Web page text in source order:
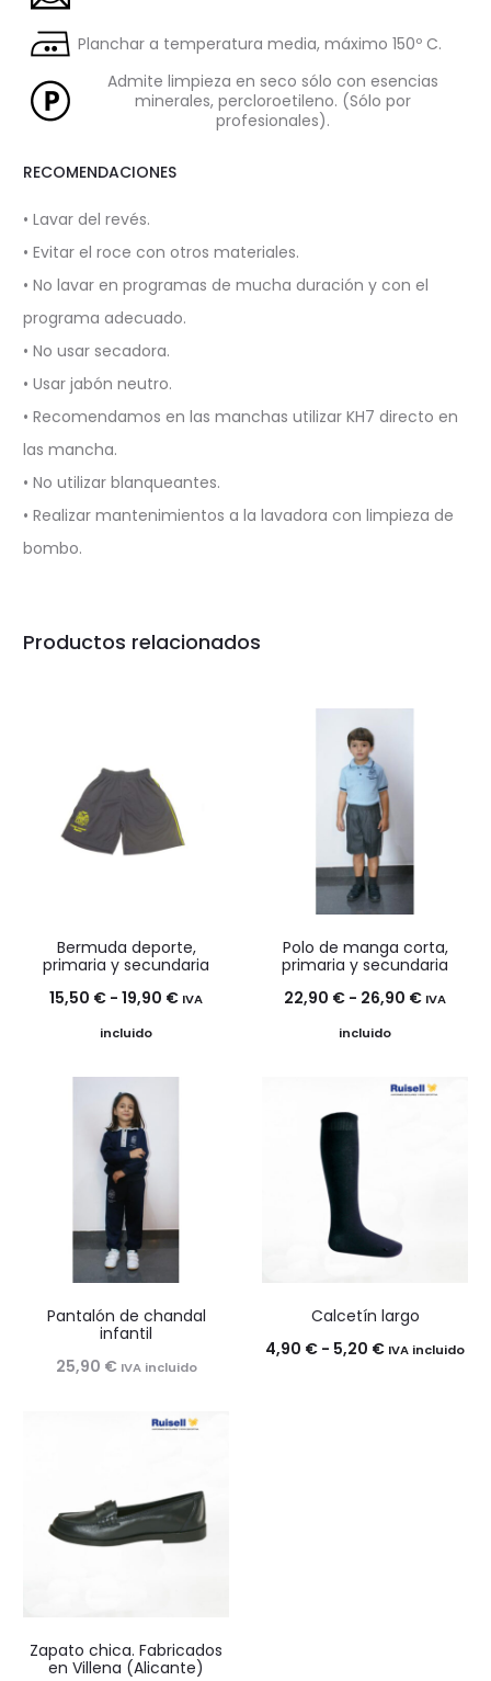
Planchar a temperatura media, máximo 150º C.
Admite limpieza en seco sólo con esencias
minerales, percloroetileno. (Sólo por
profesionales).
RECOMENDACIONES
• Lavar del revés.
• Evitar el roce con otros materiales.
• No lavar en programas de mucha duración y con el
programa adecuado.
• No usar secadora.
• Usar jabón neutro.
• Recomendamos en las manchas utilizar KH7 directo en
las mancha.
• No utilizar blanqueantes.
• Realizar mantenimientos a la lavadora con limpieza de
bombo.
Productos relacionados
Bermuda deporte,
primaria y secundaria
15,50 € - 19,90 €Rango
IVA
incluido
Polo de manga corta,
primaria y secundaria
22,90 € - 26,90 €Rango
desde
IVA
incluido
Pantalón de chandal
infantil
25,90 € IVA incluido
Calcetín largo
4,90 € - 5,20 €Rango
IVA incluido
Zapato chica. Fabricados
en Villena (Alicante)